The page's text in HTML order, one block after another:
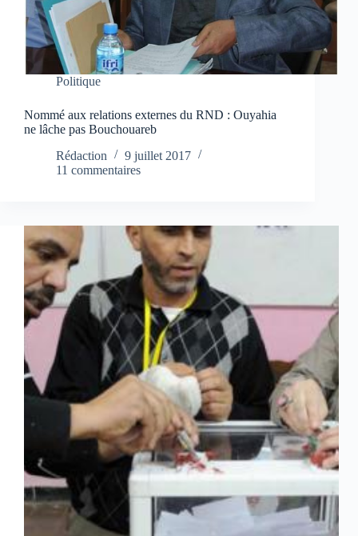
Politique
Nommé aux relations externes du RND : Ouyahia
ne lâche pas Bouchouareb
Rédaction
9 juillet 2017
11 commentaires